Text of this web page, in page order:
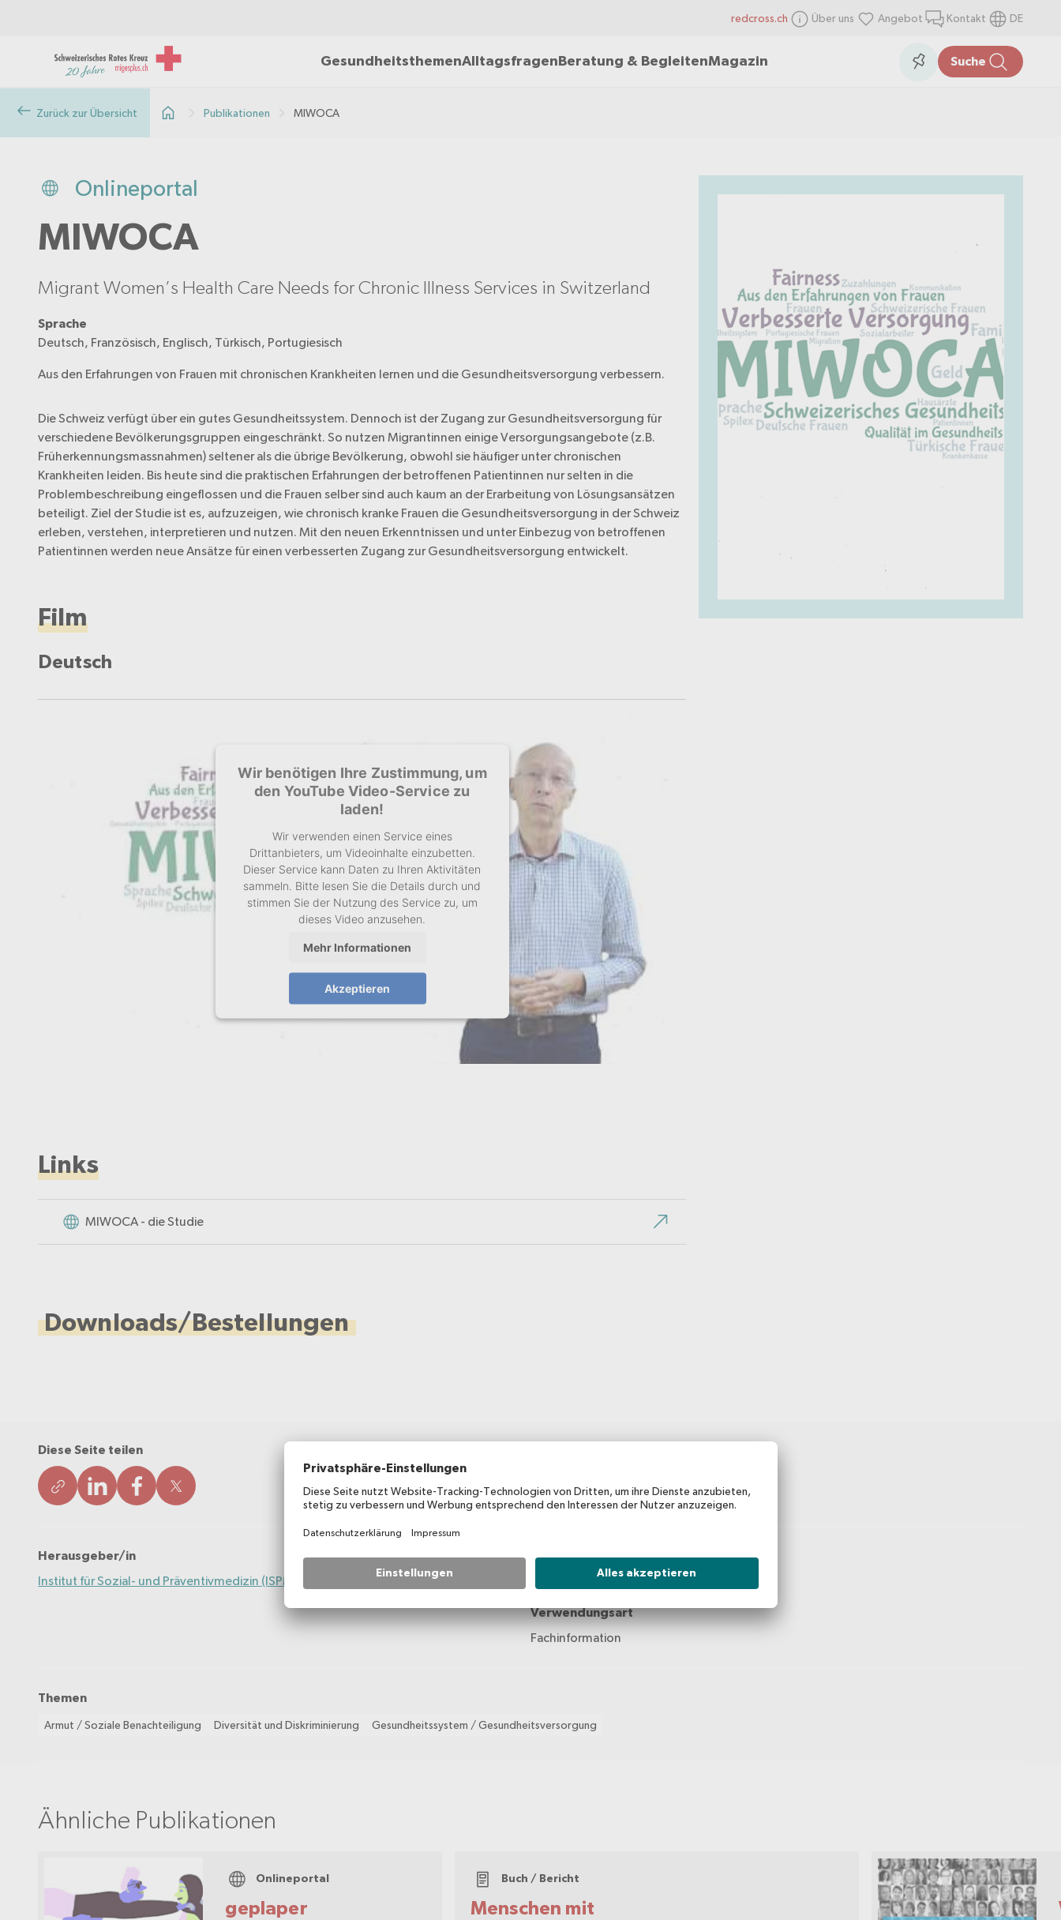
redcross.ch Über uns Angebot Kontakt DE
GesundheitsthemenAlltagsfragen Beratung & BegleitenMagazin Collection
itemsSuche
Zurück zur Übersicht Publikationen MIWOCA
Onlineportal
MIWOCA
Migrant Women’s Health Care Needs for Chronic Illness Services in Switzerland
Sprache
Deutsch, Französisch, Englisch, Türkisch, Portugiesisch
Aus den Erfahrungen von Frauen mit chronischen Krankheiten lernen und die Gesundheitsversorgung verbessern.
Die Schweiz verfügt über ein gutes Gesundheitssystem. Dennoch ist der Zugang zur Gesundheitsversorgung für
verschiedene Bevölkerungsgruppen eingeschränkt. So nutzen Migrantinnen einige Versorgungsangebote (z.B.
Früherkennungsmassnahmen) seltener als die übrige Bevölkerung, obwohl sie häufiger unter chronischen
Krankheiten leiden. Bis heute sind die praktischen Erfahrungen der betroffenen Patientinnen nur selten in die
Problembeschreibung eingeflossen und die Frauen selber sind auch kaum an der Erarbeitung von Lösungsansätzen
beteiligt. Ziel der Studie ist es, aufzuzeigen, wie chronisch kranke Frauen die Gesundheitsversorgung in der Schweiz
erleben, verstehen, interpretieren und nutzen. Mit den neuen Erkenntnissen und unter Einbezug von betroffenen
Patientinnen werden neue Ansätze für einen verbesserten Zugang zur Gesundheitsversorgung entwickelt.
Film
Deutsch
Wir benötigen Ihre Zustimmung, um
den YouTube Video-Service zu
laden!
Wir verwenden einen Service eines
Drittanbieters, um Videoinhalte einzubetten.
Dieser Service kann Daten zu Ihren Aktivitäten
sammeln. Bitte lesen Sie die Details durch und
stimmen Sie der Nutzung des Service zu, um
dieses Video anzusehen.
Mehr Informationen
Akzeptieren
Links
MIWOCA - die Studie
Downloads/Bestellungen
Diese Seite teilen
Herausgeber/in
Institut für Sozial- und Präventivmedizin (ISPM)
Erscheinungsdatum
Verwendungsart
Fachinformation
Themen
Armut / Soziale Benachteiligung Diversität und Diskriminierung Gesundheitssystem / Gesundheitsversorgung
Ähnliche Publikationen
geplaper
Onlineportal
Menschen mit
Buch / Bericht